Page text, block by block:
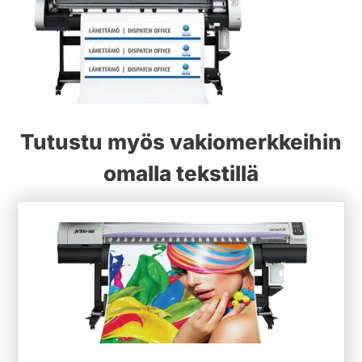
Tutustu myös vakiomerkkeihin
omalla tekstillä